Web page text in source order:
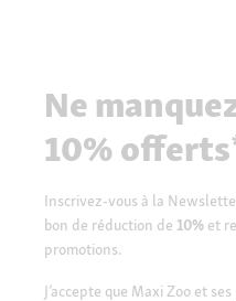
Ne
10%
Inscrivez-vous à la
bon de réduction de 10% et
promotions.
J’accepte que Maxi Zoo et